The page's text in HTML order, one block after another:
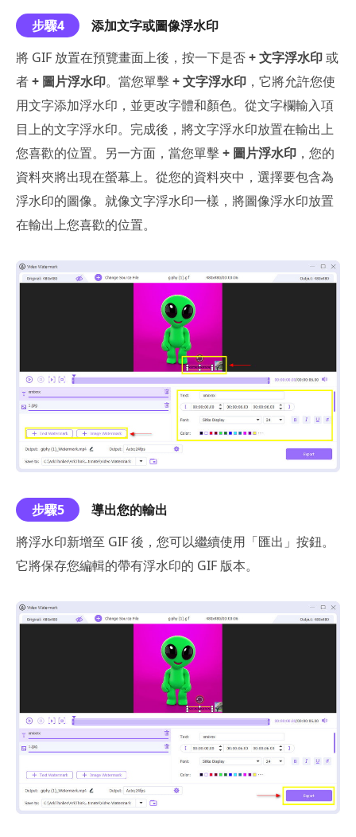
步驟4
添加文字或圖像浮水印
將 GIF 放置在預覽畫面上後，按一下是否+ 文字浮水印或
者+ 圖片浮水印。當您單擊+ 文字浮水印 ，它將允許您使
用文字添加浮水印，並更改字體和顏色。從文字欄輸入項
目上的文字浮水印。完成後，將文字浮水印放置在輸出上
您喜歡的位置。另一方面，當您單擊+ 圖片浮水印 ，您的
資料夾將出現在螢幕上。從您的資料夾中，選擇要包含為
浮水印的圖像。就像文字浮水印一樣，將圖像浮水印放置
在輸出上您喜歡的位置。
步驟5
導出您的輸出
將浮水印新增至 GIF 後，您可以繼續使用「匯出」按鈕。
它將保存您編輯的帶有浮水印的 GIF 版本。